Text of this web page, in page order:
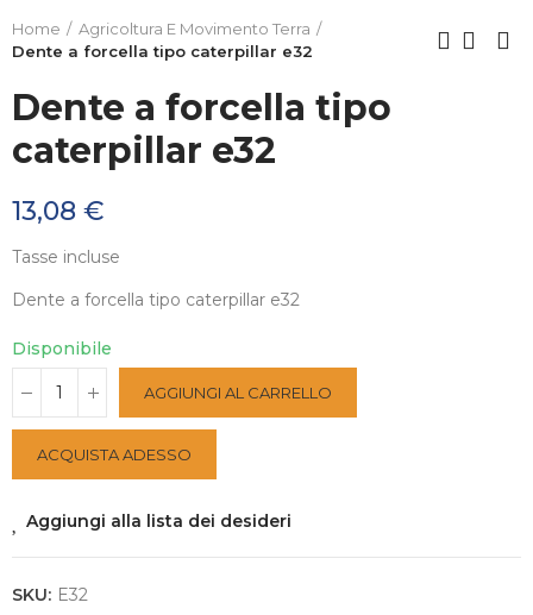
Home
Agricoltura E Movimento Terra
Dente a forcella tipo caterpillar e32
Dente a forcella tipo
caterpillar e32
13,08 €
Tasse incluse
Dente a forcella tipo caterpillar e32
Disponibile
AGGIUNGI AL CARRELLO
ACQUISTA ADESSO
Aggiungi alla lista dei desideri
SKU: E32